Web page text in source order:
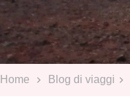
Home Blog di viaggi